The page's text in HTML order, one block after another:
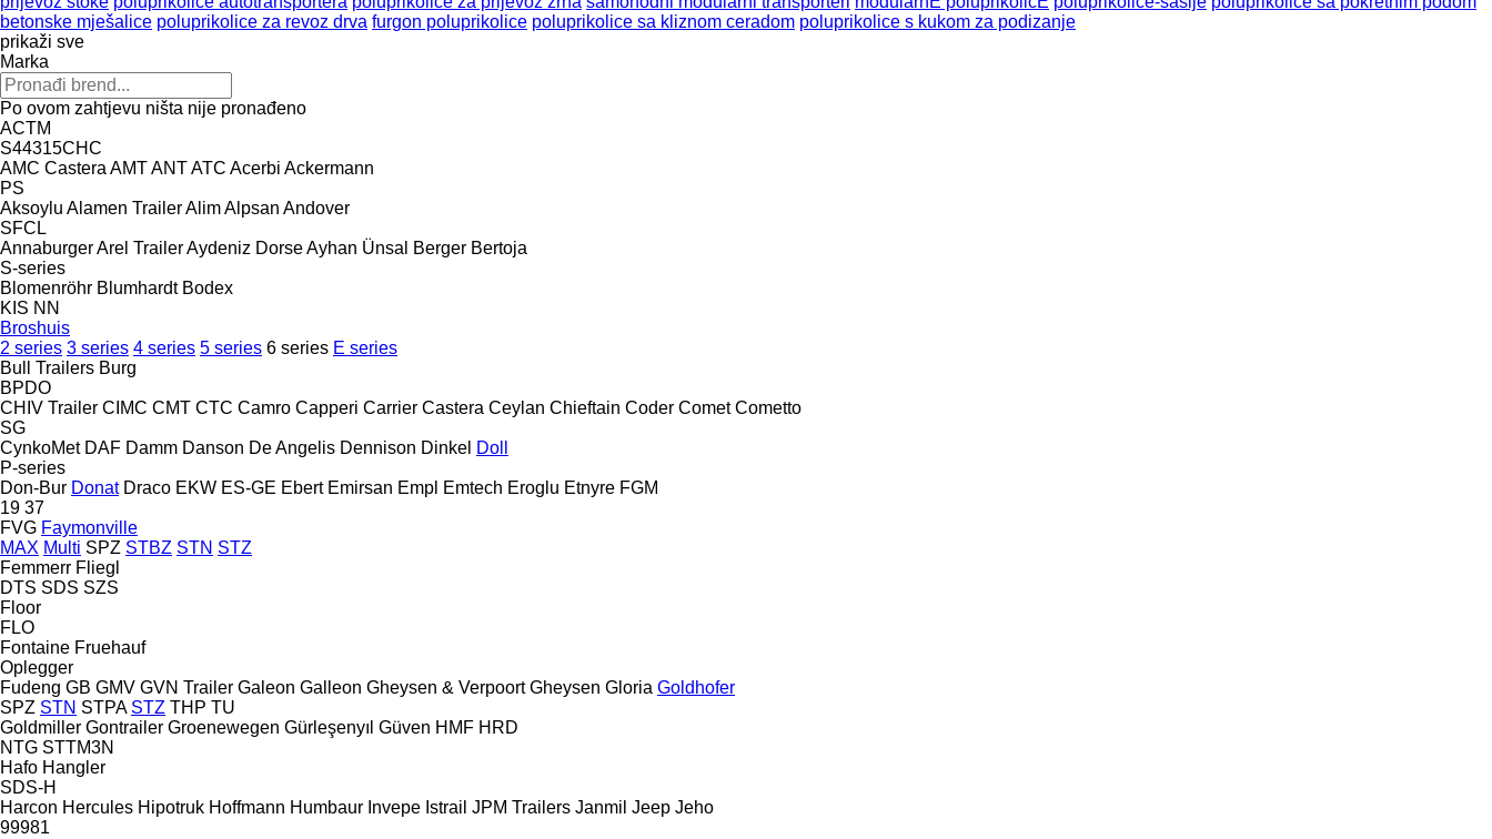
betonske mješalice poluprikolice za revoz drva furgon poluprikolice poluprikolice sa kliznom ceradom poluprikolice s kukom za podizanje
prikaži sve
Marka
Po ovom zahtjevu ništa nije pronađeno
ACTM
S44315CHC
AMC Castera AMTANTATC Acerbi Ackermann
PS
Aksoylu Alamen TrailerAlimAlpsan Andover
SFCL
AnnaburgerArel TrailerAydeniz DorseAyhan Ünsal Berger Bertoja
S-series
Blomenröhr Blumhardt Bodex
KIS NN
Broshuis
2 series 3 series 4 series 5 series 6 series E series
Bull Trailers Burg
BPDO
CHIV Trailer CIMC CMT CTC Camro Capperi Carrier Castera Ceylan Chieftain Coder Comet Cometto
SG
CynkoMet DAF Damm Danson De Angelis Dennison Dinkel Doll
P-series
Don-Bur Donat Draco EKW ES-GE Ebert Emirsan Empl Emtech Eroglu Etnyre FGM
19 37
FVG Faymonville
MAX Multi SPZ STBZ STN STZ
Femmerr Fliegl
DTS SDS SZS
Floor
FLO
Fontaine Fruehauf
Oplegger
Fudeng GB GMV GVN Trailer Galeon Galleon Gheysen & Verpoort Gheysen Gloria Goldhofer
SPZ STN STPA STZ THP TU
Goldmiller Gontrailer Groenewegen Gürleşenyıl Güven HMF HRD
NTG STTM3N
Hafo Hangler
SDS-H
Harcon Hercules Hipotruk Hoffmann Humbaur Invepe Istrail JPM Trailers Janmil Jeep Jeho
99981